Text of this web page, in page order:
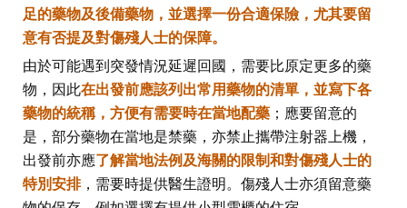
足的藥物及後備藥物，並選擇一份合適保險，尤其要留
意有否提及對傷殘人士的保障。
由於可能遇到突發情況延遲回國，需要比原定更多的藥
物，因此在出發前應該列出常用藥物的清單，並寫下各
藥物的統稱，方便有需要時在當地配藥 ；應要留意的
是，部分藥物在當地是禁藥，亦禁止攜帶注射器上機，
出發前亦應了解當地法例及海關的限制和對傷殘人士的
特別安排，需要時提供醫生證明。傷殘人士亦須留意藥